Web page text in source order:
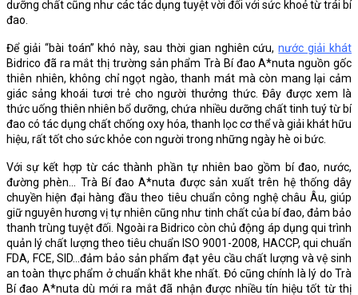
dưỡng chất cũng như các tác dụng tuyệt vời đối với sức khoẻ từ trái bí
đao.
Để giải “bài toán” khó này, sau thời gian nghiên cứu,nước giải khát
Bidrico đã ra mắt thị trường sản phẩm Trà Bí đao A*nuta nguồn gốc
thiên nhiên, không chỉ ngọt ngào, thanh mát mà còn mang lại cảm
giác sảng khoái tươi trẻ cho người thưởng thức. Đây được xem là
thức uống thiên nhiên bổ dưỡng, chứa nhiều dưỡng chất tinh tuý từ bí
đao có tác dụng chất chống oxy hóa, thanh lọc cơ thể và giải khát hữu
hiệu, rất tốt cho sức khỏe con người trong những ngày hè oi bức.
Với sự kết hợp từ các thành phần tự nhiên bao gồm bí đao, nước,
đường phèn… Trà Bí đao A*nuta được sản xuất trên hệ thống dây
chuyền hiện đại hàng đầu theo tiêu chuẩn công nghệ châu Âu, giúp
giữ nguyên hương vị tự nhiên cũng như tinh chất của bí đao, đảm bảo
thanh trùng tuyệt đối. Ngoài ra Bidrico còn chủ động áp dụng qui trình
quản lý chất lượng theo tiêu chuẩn ISO 9001-2008, HACCP, qui chuẩn
FDA, FCE, SID…đảm bảo sản phẩm đạt yêu cầu chất lượng và vệ sinh
an toàn thực phẩm ở chuẩn khắt khe nhất. Đó cũng chính là lý do Trà
Bí đao A*nuta dù mới ra mắt đã nhận được nhiều tín hiệu tốt từ thị